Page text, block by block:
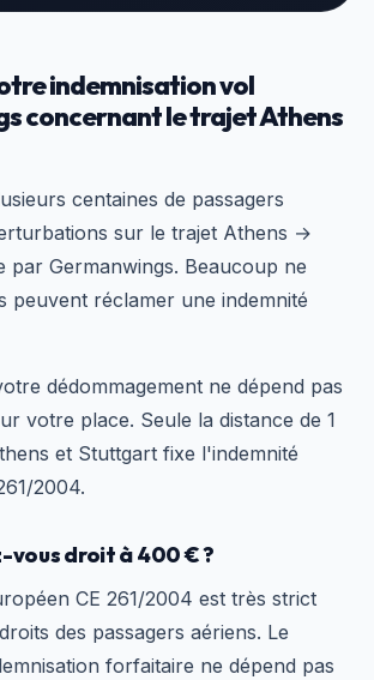
indemnisation vol
concernant le trajet Athens
centaines de passagers
sur le trajet Athens →
par Germanwings. Beaucoup ne
peuvent réclamer une indemnité
dédommagement ne dépend pas
votre place. Seule la distance de 1
et Stuttgart fixe l'indemnité
2004.
vous droit à 400 € ?
CE 261/2004 est très strict
des passagers aériens. Le
forfaitaire ne dépend pas